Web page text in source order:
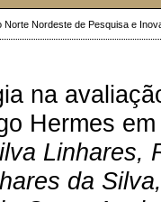
Nordeste de Pesquisa e
na
Hermes
Linhares,
da